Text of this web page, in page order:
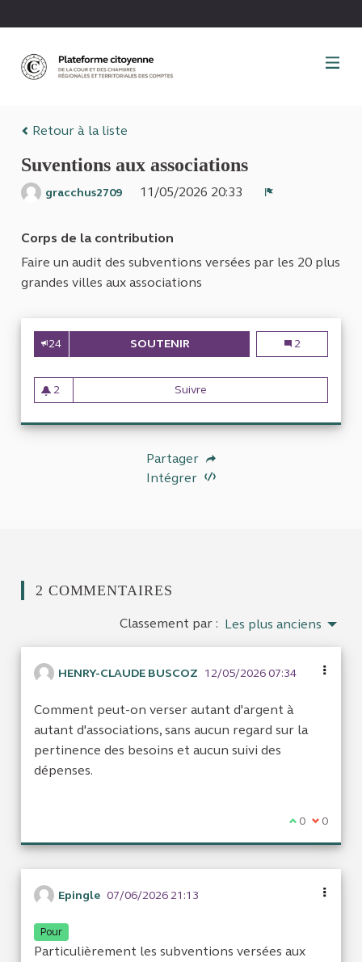
Retour à la liste
Suventions aux associations
gracchus2709
11/05/2026 20:33
Corps de la contribution
Faire un audit des subventions versées par les 20 plus
grandes villes aux associations
24 SOUTENIRSUVENTIONS AUXSuventions
2
2
2 abonnés
Suivre
Partager
Intégrer
2 COMMENTAIRES
Classement par : Les plus anciens
HENRY-CLAUDE BUSCOZ 12/05/2026 07:34
Comment peut-on verser autant d'argent à
autant d'associations, sans aucun regard sur la
pertinence des besoins et aucun suivi des
dépenses.
Je suis
0 Je ne
0
Epingle 07/06/2026 21:13
Pour
Particulièrement les subventions versées aux